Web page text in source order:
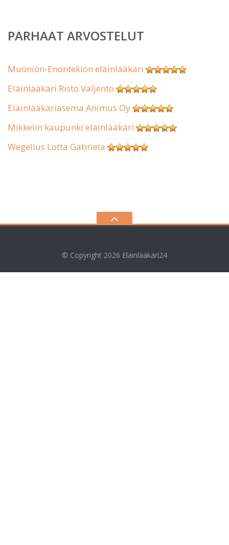
PARHAAT ARVOSTELUT
Muonion-Enontekiön eläinlääkäri
Eläinlääkäri Risto Valjento
Eläinlääkäriasema Animus Oy
Mikkelin kaupunki eläinlääkäri
Wegelius Lotta Gabriela
© Copyright 2026 Eläinlääkäri24